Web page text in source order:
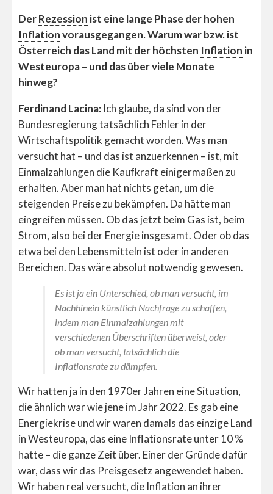
DerRezession ist eine lange Phase der hohen
Inflationvorausgegangen. Warum war bzw. ist
Österreich das Land mit der höchsten Inflation in
Westeuropa – und das über viele Monate
hinweg?
Ferdinand Lacina: Ich glaube, da sind von der
Bundesregierung tatsächlich Fehler in der
Wirtschaftspolitik gemacht worden. Was man
versucht hat – und das ist anzuerkennen – ist, mit
Einmalzahlungen die Kaufkraft einigermaßen zu
erhalten. Aber man hat nichts getan, um die
steigenden Preise zu bekämpfen. Da hätte man
eingreifen müssen. Ob das jetzt beim Gas ist, beim
Strom, also bei der Energie insgesamt. Oder ob das
etwa bei den Lebensmitteln ist oder in anderen
Bereichen. Das wäre absolut notwendig gewesen.
Es ist ja ein Unterschied, ob man versucht, im
Nachhinein künstlich Nachfrage zu schaffen,
indem man Einmalzahlungen mit
verschiedenen Überschriften überweist, oder
ob man versucht, tatsächlich die
Inflationsrate zu dämpfen.
Wir hatten ja in den 1970er Jahren eine Situation,
die ähnlich war wie jene im Jahr 2022. Es gab eine
Energiekrise und wir waren damals das einzige Land
in Westeuropa, das eine Inflationsrate unter 10 %
hatte – die ganze Zeit über. Einer der Gründe dafür
war, dass wir das Preisgesetz angewendet haben.
Wir haben real versucht, die Inflation an ihrer